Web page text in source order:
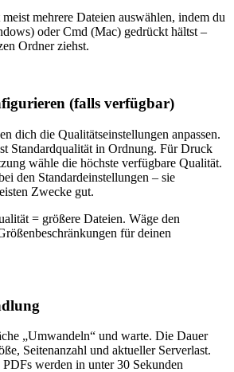
mehrere Dateien auswählen, indem du
oder Cmd (Mac) gedrückt hältst –
Ordner ziehst.
(falls verfügbar)
dich die Qualitätseinstellungen anpassen.
Standardqualität in Ordnung. Für Druck
wähle die höchste verfügbare Qualität.
den Standardeinstellungen – sie
Zwecke gut.
= größere Dateien. Wäge den
für deinen
„Umwandeln“ und warte. Die Dauer
Seitenanzahl und aktueller Serverlast.
werden in unter 30 Sekunden